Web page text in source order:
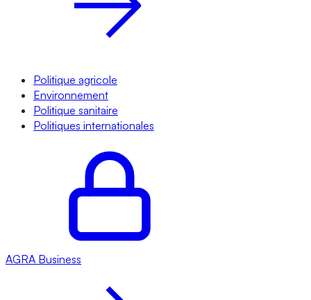
Politique agricole
Environnement
Politique sanitaire
Politiques internationales
AGRA Business